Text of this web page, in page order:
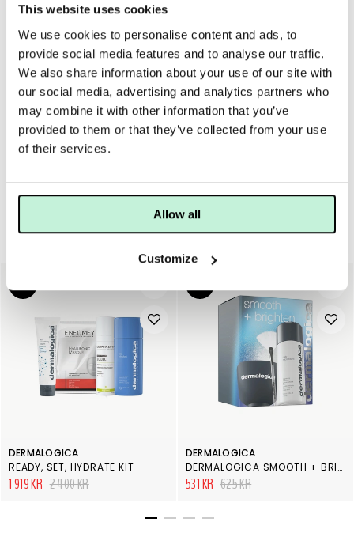
This website uses cookies
We use cookies to personalise content and ads, to
provide social media features and to analyse our traffic.
We also share information about your use of our site with
our social media, advertising and analytics partners who
may combine it with other information that you’ve
provided to them or that they’ve collected from your use
of their services.
Allow all
Customize
ANVÄNDNING TIPS MER INFO INGREDIENSER
Tänk på att var försiktig när du tvättar samt smörjer in
ansiktet då för mycket friktion kan irritera huden och kan
kännas mer röd. Använd därför lätta strykningar och gärna
från ansiktets mitt och utåt.
DERMALOGICA
READY, SET, HYDRATE KIT
1 919 KR 2 400 KR
DERMALOGICA
DERMALOGICA SMOOTH + BRIGHTEN KIT
531 KR 625 KR